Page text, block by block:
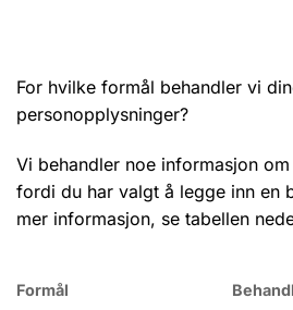
For hvilke formål behandler vi
personopplysninger?
Vi behandler noe informasjon
fordi du har valgt å legge inn en
mer informasjon, se tabellen
Formål